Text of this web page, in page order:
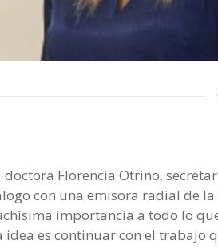
Florencia Otrino,
con una emisora radial de
importancia a todo lo
es continuar con el trabajo